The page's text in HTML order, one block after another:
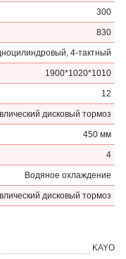
300
830
4-тактный
1900*1020*1010
12
дисковый тормоз
450 мм
4
Водяное охлаждение
дисковый тормоз
KAYO